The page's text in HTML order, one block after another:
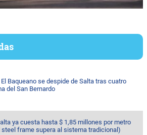
Baqueano se despide de Salta tras cuatro
del San Bernardo
ya cuesta hasta $ 1,85 millones por metro
steel frame supera al sistema tradicional)